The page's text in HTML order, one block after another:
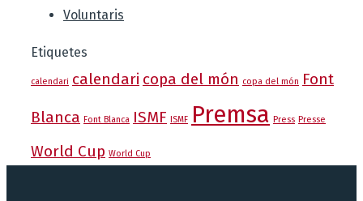
Voluntaris
Etiquetes
calendari calendari copa del món copa del món Font
Blanca Font Blanca ISMF ISMF Premsa Press Presse
World Cup World Cup